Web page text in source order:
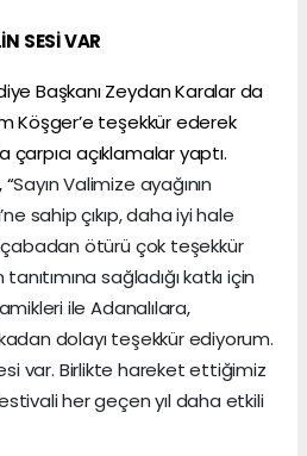
SESİ VAR
Başkanı Zeydan Karalar da
Köşger’e teşekkür ederek
çarpıcı açıklamalar yaptı.
Sayın Valimize ayağının
sahip çıkıp, daha iyi hale
ötürü çok teşekkür
sağladığı katkı için
ile Adanalılara,
dolayı teşekkür ediyorum.
var. Birlikte hareket ettiğimiz
her geçen yıl daha etkili